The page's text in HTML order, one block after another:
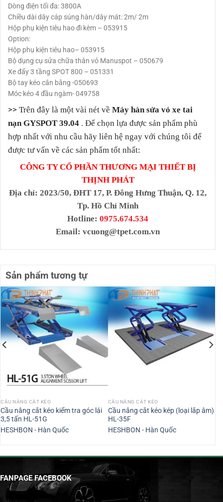
Dòng điện tối đa: 3800A
Chiều dài dây cáp súng hàn/dây mát: 2m/ 2m
Hộp phụ kiện tiêu hao đi kèm – 053915
Option:
Hộp phụ kiện tiêu hao– 053915
Bộ dụng cụ sửa chữa thân vỏ Manuspot – 050679
Xe đẩy 3 tầng SPOT 800 – 051331
Bộ tay kéo cân bằng -050693
Móc kéo 4 đầu ngàm- 049758
>> Trên đây là một vài nét về Máy hàn sửa vỏ xe tai
nạn GYSPOT 39.04 . Để chọn lựa được sản phẩm phù
hợp nhất với nhu cầu hãy liên hệ ngay với chúng tôi để
được tư vấn về các sản phẩm tốt nhất:
CÔNG TY CỔ PHẦN THƯƠNG MẠI THIẾT BỊ
THỊNH PHÁT
Địa chỉ: 2023/50, ĐHT 17, P. Đông Hưng Thuận, Q. 12,
Tp. Hồ Chí Minh
Hotline: 0975.674.534
Email: vcuong@tpet.com.vn
Sản phẩm tương tự
CẦU NÂNG CẮT KÉO
Cầu nâng cắt kéo kiểm tra góc lái
3,5 tấn HL-51G
HESHBON - Hàn Quốc
CẦU NÂNG CẮT KÉO
Cầu nâng cắt kéo kép (loại lắp âm)
HL-35F
HESHBON - Hàn Quốc
FANPAGE FACEBOOK